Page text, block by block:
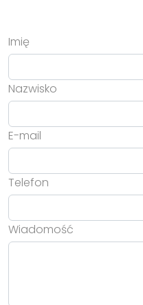
Imię
Nazwisko
E-mail
Telefon
Wiadomość